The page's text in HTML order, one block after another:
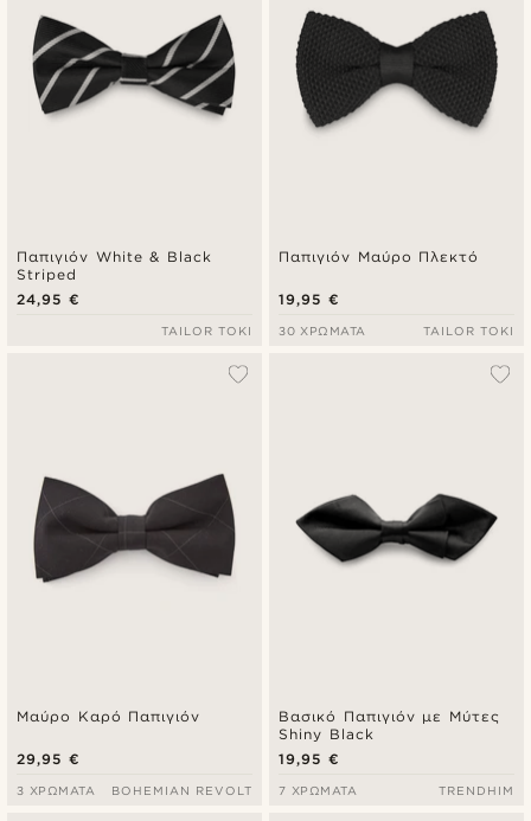
Παπιγιόν White & Black
Striped
24,95 €
TAILOR TOKI
Παπιγιόν Μαύρο Πλεκτό
19,95 €
30 ΧΡΏΜΑΤΑ TAILOR TOKI
Μαύρο Καρό Παπιγιόν
29,95 €
3 ΧΡΏΜΑΤΑ BOHEMIAN REVOLT
Βασικό Παπιγιόν με Μύτες
Shiny Black
19,95 €
7 ΧΡΏΜΑΤΑ TRENDHIM